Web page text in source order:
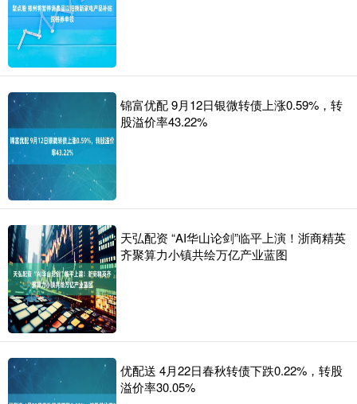
锦富优配 9月12日银微转债上涨0.59%，转
股溢价率43.22%
天弘配资 “AI华山论剑”临平上演！浙商精英
齐聚算力小镇共绘万亿产业蓝图
优配送 4月22日春秋转债下跌0.22%，转股
溢价率30.05%